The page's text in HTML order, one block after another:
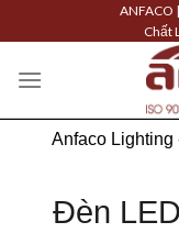
to
content
ANFACO
Chất
Anfaco Lighting
Đèn